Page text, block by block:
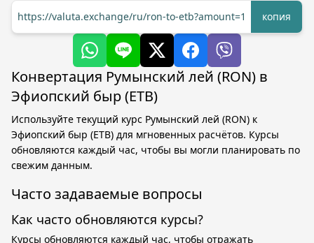
https://valuta.exchange/ru/ron-to-etb?amount=1
копия
Конвертация Румынский лей (RON) в
Эфиопский быр (ETB)
Используйте текущий курс Румынский лей (RON) к
Эфиопский быр (ETB) для мгновенных расчётов. Курсы
обновляются каждый час, чтобы вы могли планировать по
свежим данным.
Часто задаваемые вопросы
Как часто обновляются курсы?
Курсы обновляются каждый час, чтобы отражать